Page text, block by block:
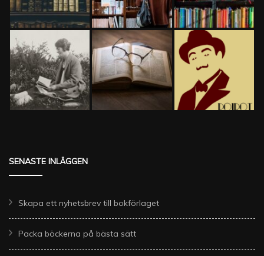
SENASTE INLÄGGEN
Skapa ett nyhetsbrev till bokförlaget
Packa böckerna på bästa sätt